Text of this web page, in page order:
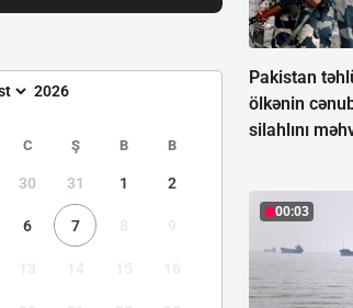
C Ş B B
30 31 1 2
6 7
Pakistan
ölkənin
silahlını
00:03